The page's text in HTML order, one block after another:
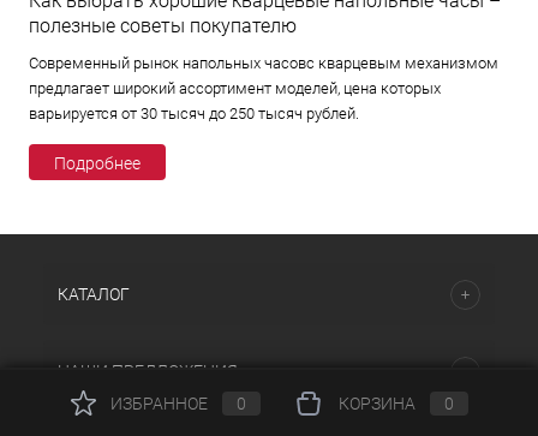
полезные советы покупателю
Современный рынок напольных часовс кварцевым механизмом
предлагает широкий ассортимент моделей, цена которых
варьируется от 30 тысяч до 250 тысяч рублей.
Подробнее
КАТАЛОГ
НАШИ ПРЕДЛОЖЕНИЯ
ИЗБРАННОЕ
0 КОРЗИНА 0